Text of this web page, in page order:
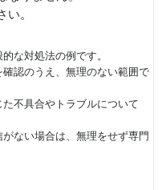
。
な対処法の例です。
認のうえ、無理のない範囲で
不具合やトラブルについて
ない場合は、無理をせず専門